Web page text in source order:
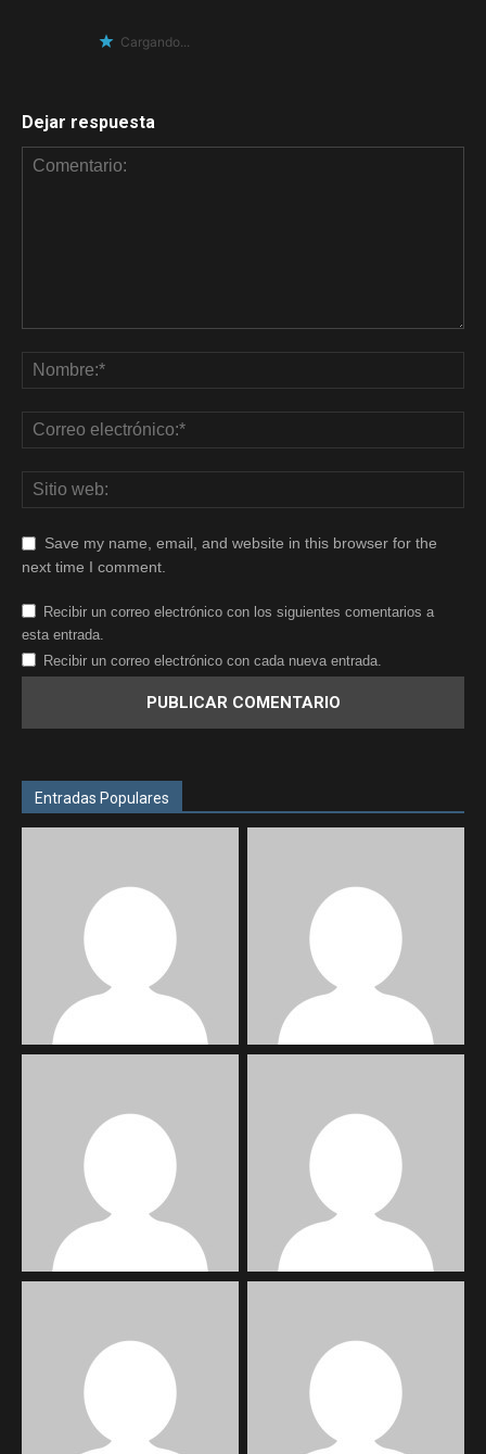
Cargando...
Dejar respuesta
Save my name, email, and website in this browser for the
next time I comment.
Recibir un correo electrónico con los siguientes comentarios a
esta entrada.
Recibir un correo electrónico con cada nueva entrada.
Entradas Populares